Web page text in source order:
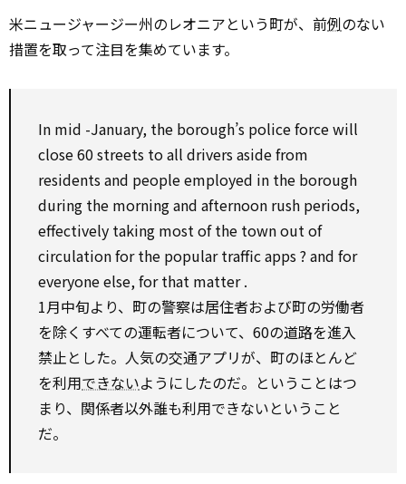
米ニュージャージー州のレオニアという町が、前例のない
措置を取って注目を集めています。
In mid -January, the borough’s policeforcewill
close60 streets toall drivers aside from
residents and people employed in the borough
during the morning and afternoon rush periods,
effectively taking most ofthe townout of
circulationforthe popular traffic apps ? and for
everyone else,forthat matter.
1月中旬より、町の警察は居住者および町の労働者
を除くすべての運転者について、60の道路を進入
禁止とした。人気の交通アプリが、町のほとんど
を利用できないようにしたのだ。ということはつ
まり、関係者以外誰も利用できないということ
だ。